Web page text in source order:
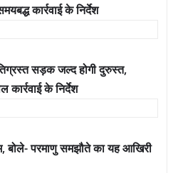
कार्रवाई के निर्देश
सड़क जल्द होगी दुरुस्त,
कार्रवाई के निर्देश
बोले- परमाणु समझौते का यह आखिरी